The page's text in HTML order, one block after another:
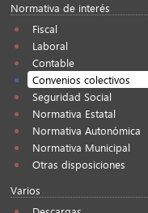
Normativa de interés
Fiscal
Laboral
Contable
Convenios colectivos
Seguridad Social
Normativa Estatal
Normativa Autonómica
Normativa Municipal
Otras disposiciones
Varios